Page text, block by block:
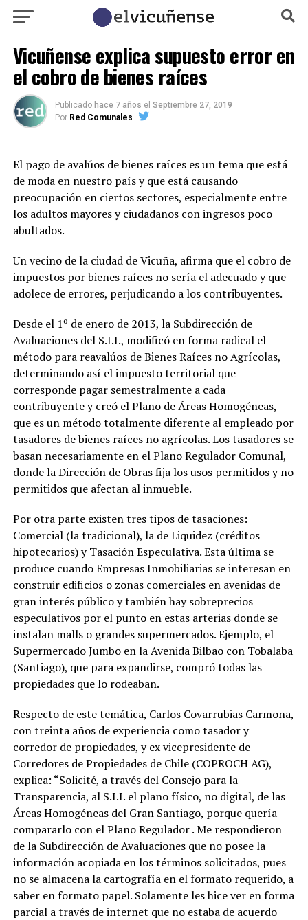
Vicuñense explica supuesto error en
el cobro de bienes raíces
Publicado hace 7 años el Septiembre 27, 2019
Por Red Comunales
El pago de avalúos de bienes raíces es un tema que está
de moda en nuestro país y que está causando
preocupación en ciertos sectores, especialmente entre
los adultos mayores y ciudadanos con ingresos poco
abultados.
Un vecino de la ciudad de Vicuña, afirma que el cobro de
impuestos por bienes raíces no sería el adecuado y que
adolece de errores, perjudicando a los contribuyentes.
Desde el 1º de enero de 2013, la Subdirección de
Avaluaciones del S.I.I., modificó en forma radical el
método para reavalúos de Bienes Raíces no Agrícolas,
determinando así el impuesto territorial que
corresponde pagar semestralmente a cada
contribuyente y creó el Plano de Áreas Homogéneas,
que es un método totalmente diferente al empleado por
tasadores de bienes raíces no agrícolas. Los tasadores se
basan necesariamente en el Plano Regulador Comunal,
donde la Dirección de Obras fija los usos permitidos y no
permitidos que afectan al inmueble.
Por otra parte existen tres tipos de tasaciones:
Comercial (la tradicional), la de Liquidez (créditos
hipotecarios) y Tasación Especulativa. Esta última se
produce cuando Empresas Inmobiliarias se interesan en
construir edificios o zonas comerciales en avenidas de
gran interés público y también hay sobreprecios
especulativos por el punto en estas arterias donde se
instalan malls o grandes supermercados. Ejemplo, el
Supermercado Jumbo en la Avenida Bilbao con Tobalaba
(Santiago), que para expandirse, compró todas las
propiedades que lo rodeaban.
Respecto de este temática, Carlos Covarrubias Carmona,
con treinta años de experiencia como tasador y
corredor de propiedades, y ex vicepresidente de
Corredores de Propiedades de Chile (COPROCH AG),
explica: “Solicité, a través del Consejo para la
Transparencia, al S.I.I. el plano físico, no digital, de las
Áreas Homogéneas del Gran Santiago, porque quería
compararlo con el Plano Regulador . Me respondieron
de la Subdirección de Avaluaciones que no posee la
información acopiada en los términos solicitados, pues
no se almacena la cartografía en el formato requerido, a
saber en formato papel. Solamente les hice ver en forma
parcial a través de internet que no estaba de acuerdo